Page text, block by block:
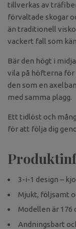
tillverkas av
förvaltade skogar
än traditionell
vackert fall som
Bär den högt i
vila på höfterna för
den som en
med samma plagg.
Ett tidlöst och
för att följa dig
3-i-1 design –
Mjukt, följsamt
Modellen är 176
Andningsbart